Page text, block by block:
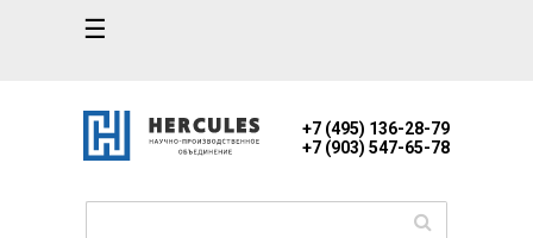
☰
+7 (495) 136-28-79
+7 (903) 547-65-78